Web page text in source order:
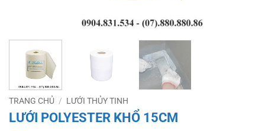
TRANG CHỦ / LƯỚI THỦY TINH
LƯỚI POLYESTER KHỔ 15CM